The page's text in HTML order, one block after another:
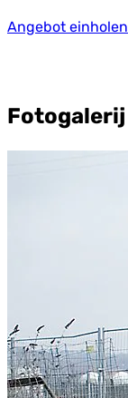
Angebot einholen
Fotogalerij